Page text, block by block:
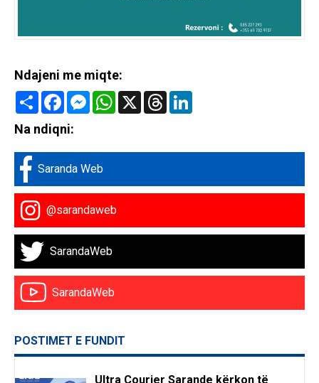
Ndajeni me miqte:
Share FacebookMessenger
WhatsApp
X Threads
Na ndiqni:
Saranda Web
@sarandaweb
SarandaWeb
SarandaWeb
POSTIMET E FUNDIT
Ultra Courier Sarande kërkon të